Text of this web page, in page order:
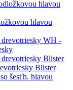
hlavou
WH -
Blister